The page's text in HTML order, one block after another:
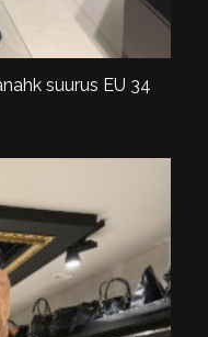
suurus EU 34